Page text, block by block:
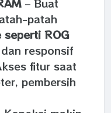
patah
ROG
responsif
fitur saat
pembersih